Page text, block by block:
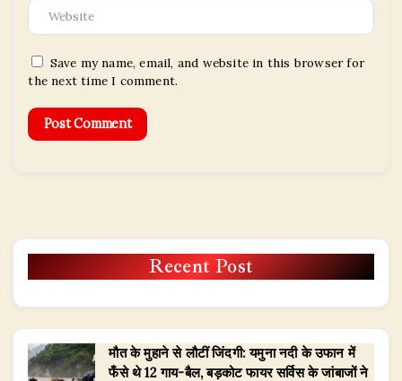
Save my name, email, and website in this browser for
the next time I comment.
Recent Post
मौत के मुहाने से लौटीं जिंदगी: यमुना नदी के उफान में
फँसे थे 12 गाय-बैल, बड़कोट फायर सर्विस के जांबाजों ने